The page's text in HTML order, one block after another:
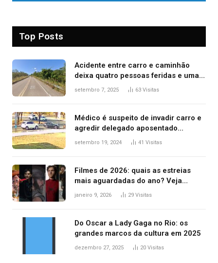
Top Posts
Acidente entre carro e caminhão
deixa quatro pessoas feridas e uma
mulher morta na TO-070
setembro 7, 2025 63 Visitas
Médico é suspeito de invadir carro e
agredir delegado aposentado
durante confusão no trânsito
setembro 19, 2024 41 Visitas
Filmes de 2026: quais as estreias
mais aguardadas do ano? Veja
principais lançamentos do cinema
janeiro 9, 2026 29 Visitas
Do Oscar a Lady Gaga no Rio: os
grandes marcos da cultura em 2025
dezembro 27, 2025 20 Visitas